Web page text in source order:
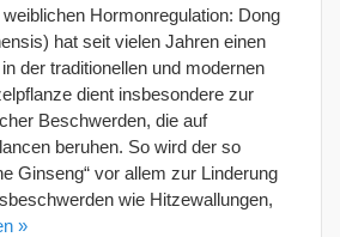
Hormonregulation: Dong
hat seit vielen Jahren einen
der traditionellen und modernen
dient insbesondere zur
Beschwerden, die auf
beruhen. So wird der so
Ginseng“ vor allem zur Linderung
wie Hitzewallungen,
»